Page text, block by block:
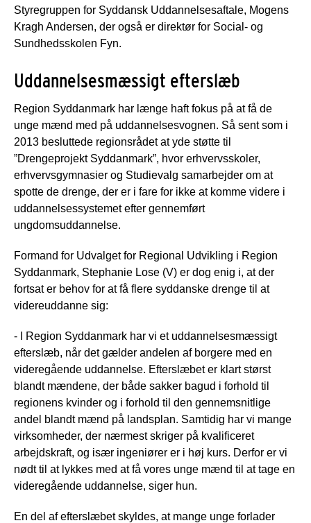
Styregruppen for Syddansk Uddannelsesaftale, Mogens
Kragh Andersen, der også er direktør for Social- og
Sundhedsskolen Fyn.
Uddannelsesmæssigt efterslæb
Region Syddanmark har længe haft fokus på at få de
unge mænd med på uddannelsesvognen. Så sent som i
2013 besluttede regionsrådet at yde støtte til
”Drengeprojekt Syddanmark”, hvor erhvervsskoler,
erhvervsgymnasier og Studievalg samarbejder om at
spotte de drenge, der er i fare for ikke at komme videre i
uddannelsessystemet efter gennemført
ungdomsuddannelse.
Formand for Udvalget for Regional Udvikling i Region
Syddanmark, Stephanie Lose (V) er dog enig i, at der
fortsat er behov for at få flere syddanske drenge til at
videreuddanne sig:
- I Region Syddanmark har vi et uddannelsesmæssigt
efterslæb, når det gælder andelen af borgere med en
videregående uddannelse. Efterslæbet er klart størst
blandt mændene, der både sakker bagud i forhold til
regionens kvinder og i forhold til den gennemsnitlige
andel blandt mænd på landsplan. Samtidig har vi mange
virksomheder, der nærmest skriger på kvalificeret
arbejdskraft, og især ingeniører er i høj kurs. Derfor er vi
nødt til at lykkes med at få vores unge mænd til at tage en
videregående uddannelse, siger hun.
En del af efterslæbet skyldes, at mange unge forlader